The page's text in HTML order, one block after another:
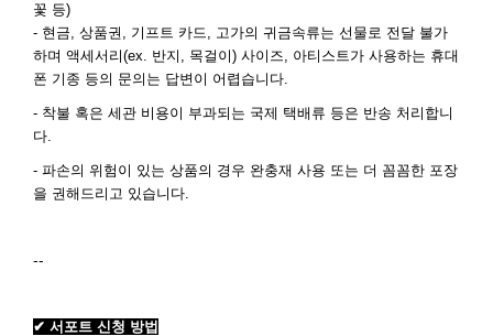
꽃 등)
- 현금, 상품권, 기프트 카드, 고가의 귀금속류는 선물로 전달 불가
하며 액세서리(ex. 반지, 목걸이) 사이즈, 아티스트가 사용하는 휴대
폰 기종 등의 문의는 답변이 어렵습니다.
- 착불 혹은 세관 비용이 부과되는 국제 택배류 등은 반송 처리합니
다.
- 파손의 위험이 있는 상품의 경우 완충재 사용 또는 더 꼼꼼한 포장
을 권해드리고 있습니다.
--
✔ 서포트 신청 방법